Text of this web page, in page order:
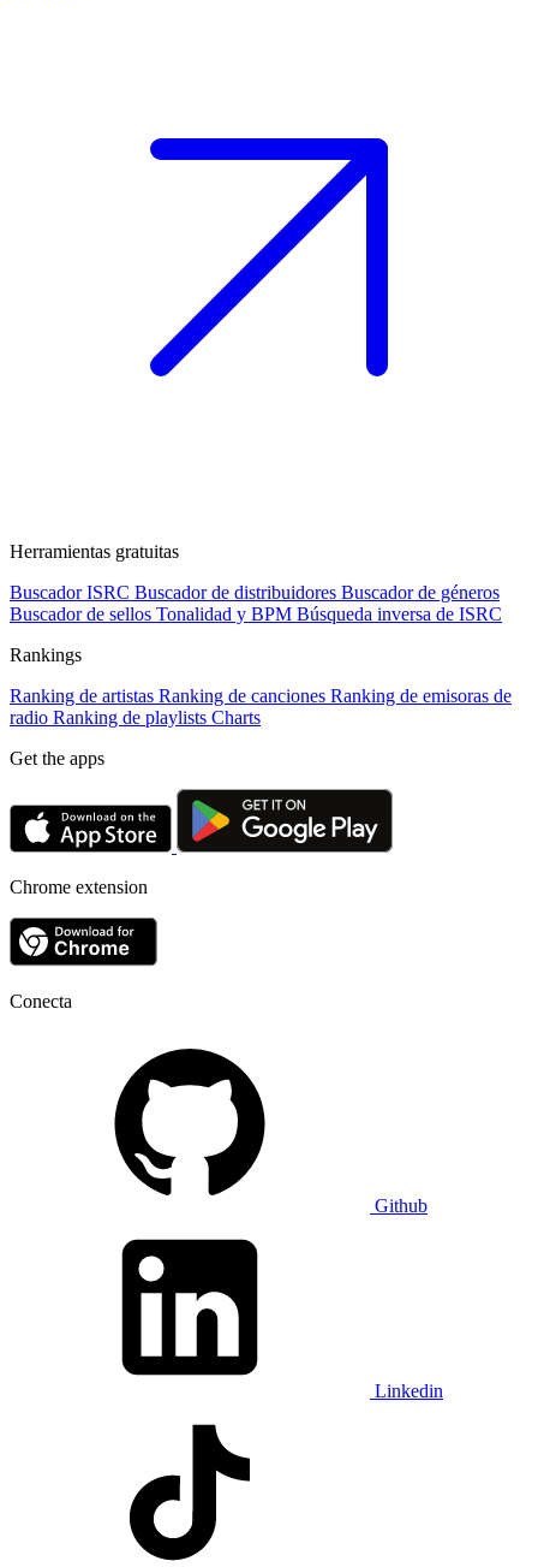
Herramientas gratuitas
Buscador ISRC Buscador de distribuidores Buscador de géneros
Buscador de sellos Tonalidad y BPM Búsqueda inversa de ISRC
Rankings
Ranking de artistas Ranking de canciones Ranking de emisoras de
radio Ranking de playlists Charts
Get the apps
Chrome extension
Conecta
Github
Linkedin